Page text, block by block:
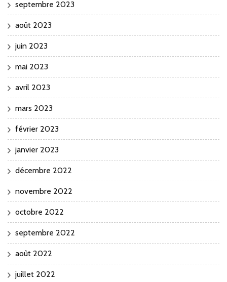
septembre 2023
août 2023
juin 2023
mai 2023
avril 2023
mars 2023
février 2023
janvier 2023
décembre 2022
novembre 2022
octobre 2022
septembre 2022
août 2022
juillet 2022